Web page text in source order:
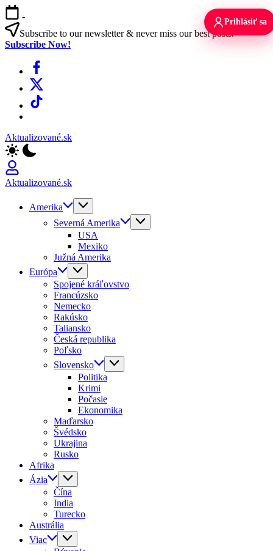
Skip
to
content
-
Subscribe to our newsletter & never miss our best posts.
Subscribe Now!
Facebook
X
TikTok
Aktualizované.sk
Aktualizované.sk
Amerika
Severná Amerika
USA
Mexiko
Južná Amerika
Európa
Spojené kráľovstvo
Francúzsko
Nemecko
Rakúsko
Taliansko
Česká republika
Poľsko
Slovensko
Politika
Krimi
Počasie
Ekonomika
Maďarsko
Švédsko
Ukrajina
Rusko
Afrika
Ázia
Čína
India
Turecko
Austrália
Viac
Prihlásiť sa